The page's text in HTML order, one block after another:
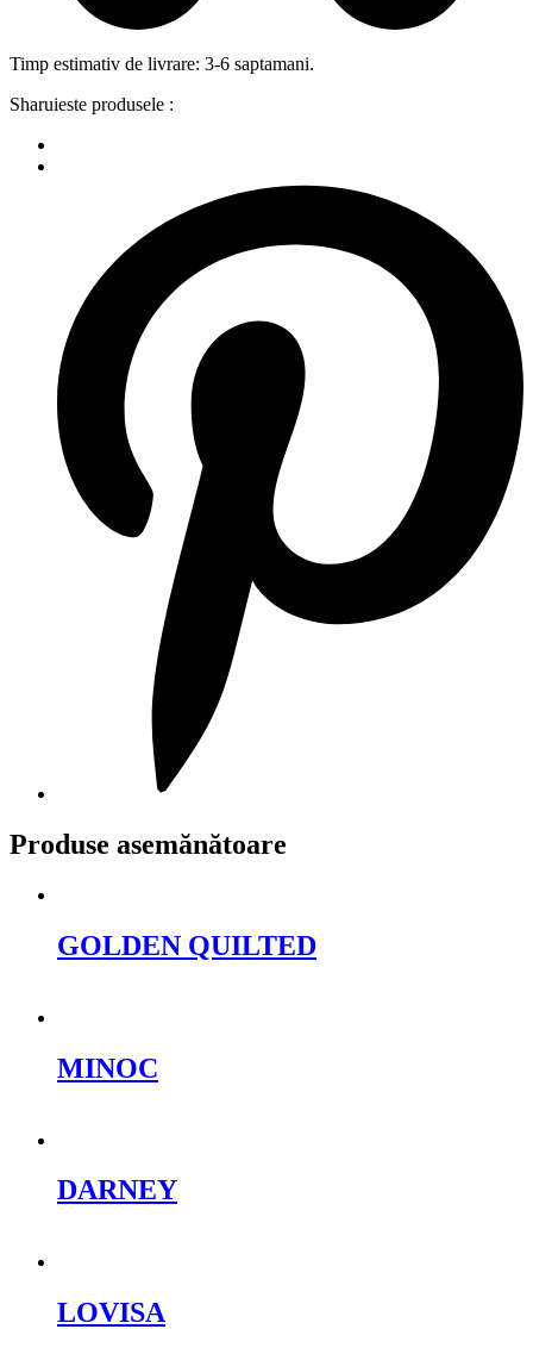
Timp estimativ de livrare: 3-6 saptamani.
Sharuieste produsele :
Produse asemănătoare
GOLDEN QUILTED
MINOC
DARNEY
LOVISA